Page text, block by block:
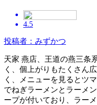
4.5
投稿者：みずかつ
天家 燕店、王道の燕三条
く、個上がりもたくさん
く、メニューを見るとツ
でねぎラーメンとラーメ
ープが付いており、ラー